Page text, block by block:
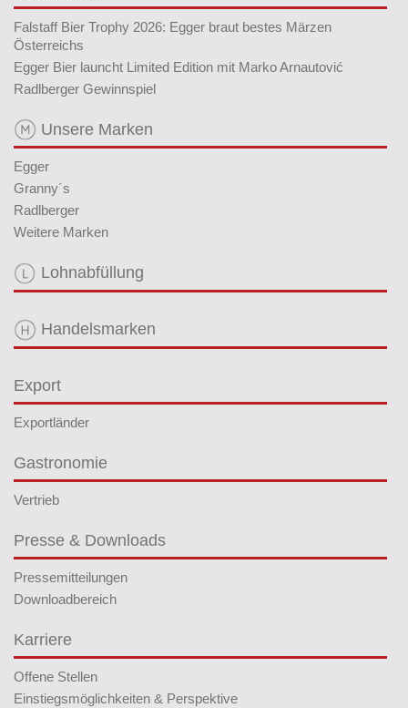
Falstaff Bier Trophy 2026: Egger braut bestes Märzen
Österreichs
Egger Bier launcht Limited Edition mit Marko Arnautović
Radlberger Gewinnspiel
Unsere Marken
Egger
Granny´s
Radlberger
Weitere Marken
Lohnabfüllung
Handelsmarken
Export
Exportländer
Gastronomie
Vertrieb
Presse & Downloads
Pressemitteilungen
Downloadbereich
Karriere
Offene Stellen
Einstiegsmöglichkeiten & Perspektive